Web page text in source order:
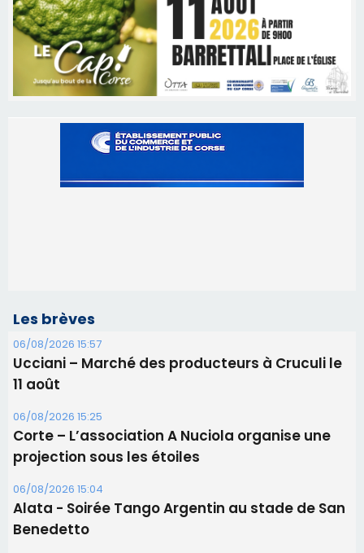
Les brèves
06/08/2026 15:57
Ucciani – Marché des producteurs à Cruculi le
11 août
06/08/2026 15:25
Corte – L’association A Nuciola organise une
projection sous les étoiles
06/08/2026 15:04
Alata - Soirée Tango Argentin au stade de San
Benedetto